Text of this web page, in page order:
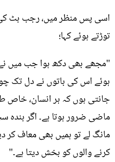
اسی پس منظر میں، رجب بٹ
توڑتے ہوئے کہا؛
"مجھے بھی دکھ ہوا جب میں
ہوئے اس کی باتوں نے دل تک
جانتی ہوں کہ ہر انسان، خاص
ماضی ضرور ہوتا ہے۔ اگر
مانگ لے تو ہمیں بھی معاف کر
کرنے والوں کو بخش دیتا ہے۔"